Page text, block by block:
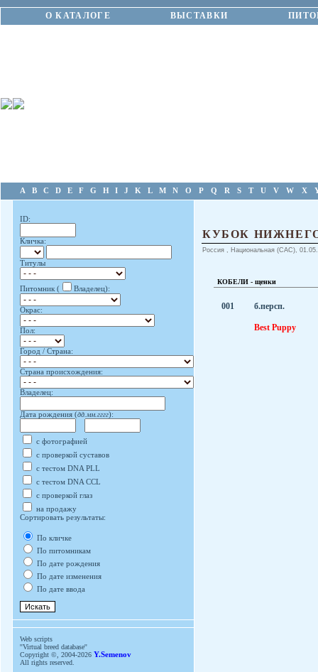
О КАТАЛОГЕ ВЫСТАВКИ
A B C D E F G H I J K L M N O P Q R S T U V W X
ID:
Кличка:
Титулы
Питомник ( Владелец):
Окрас:
Пол:
Город / Страна:
Страна происхождения:
Владелец:
Дата рождения (дд.мм.гггг):
с фотографией
с проверкой суставов
с тестом DNA PLL
с тестом DNA CCL
с проверкой глаз
на продажу
Сортировать результаты:
По кличке
По питомникам
По дате рождения
По дате изменения
По дате ввода
Web scripts
''Virtual breed database''
Copyright ©, 2004-2026 Y.Semenov
All rights reserved.
КУБОК
Россия , Национальная (CAC),
КОБЕЛИ - щенки
001 б.персп.
Best Puppy